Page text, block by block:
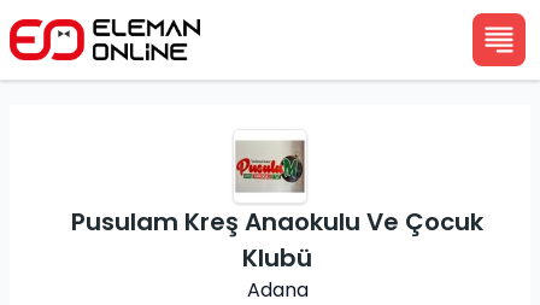
Pusulam Kreş Anaokulu Ve Çocuk
Klubü
Adana